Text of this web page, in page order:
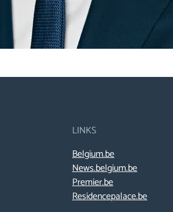
LINKS
Belgium.be
News.belgium.be
Premier.be
Residencepalace.be